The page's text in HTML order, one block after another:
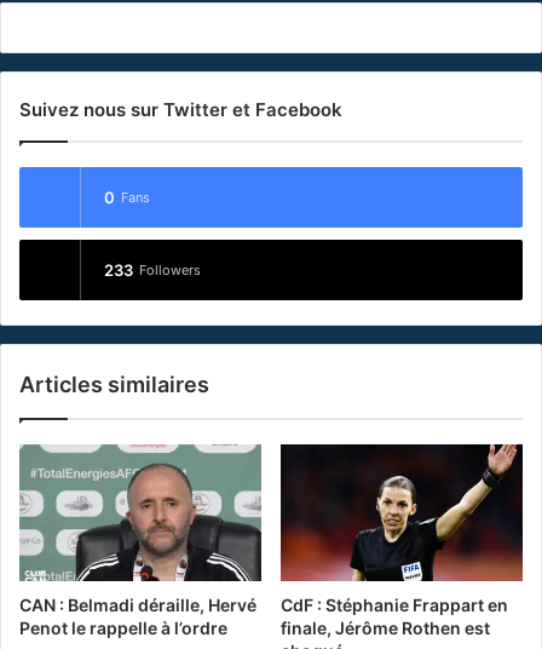
Suivez nous sur Twitter et Facebook
0 Fans
233 Followers
Articles similaires
CAN : Belmadi déraille, Hervé
Penot le rappelle à l’ordre
CdF : Stéphanie Frappart en
finale, Jérôme Rothen est